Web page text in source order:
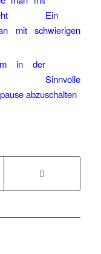
Ein
mit schwierigen
Sinnvolle
abzuschalten